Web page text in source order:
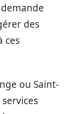
des
ces
ou Saint-